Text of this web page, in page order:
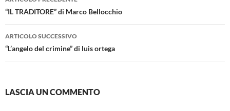
articolo
“IL TRADITORE” di Marco Bellocchio
ARTICOLO SUCCESSIVO
“L’angelo del crimine” di luis ortega
LASCIA UN COMMENTO